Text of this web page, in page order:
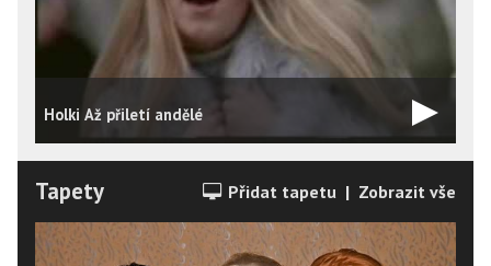
Holki Až přiletí andělé
Tapety Přidat tapetu | Zobrazit vše